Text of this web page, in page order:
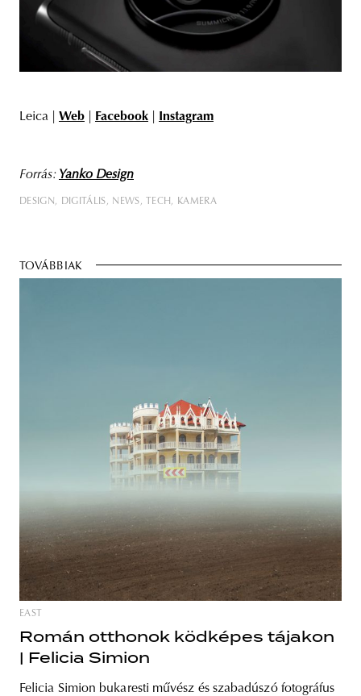
Leica | Web Facebook Instagram
Forrás: Yanko Design
DESIGN DIGITÁLIS NEWS TECH KAMERA
TOVÁBBIAK
EAST
Román otthonok ködképes tájakon
| Felicia Simion
Felicia Simion bukaresti művész és szabadúszó fotográfus